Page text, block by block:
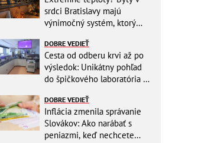
srdci Bratislavy majú
výnimočný systém, ktorý
DOBRE VEDIEŤ
Cesta od odberu krvi až po
výsledok: Unikátny pohľad
do špičkového laboratória na
DOBRE VEDIEŤ
Inflácia zmenila správanie
Slovákov: Ako narábať s
peniazmi, keď nechcete